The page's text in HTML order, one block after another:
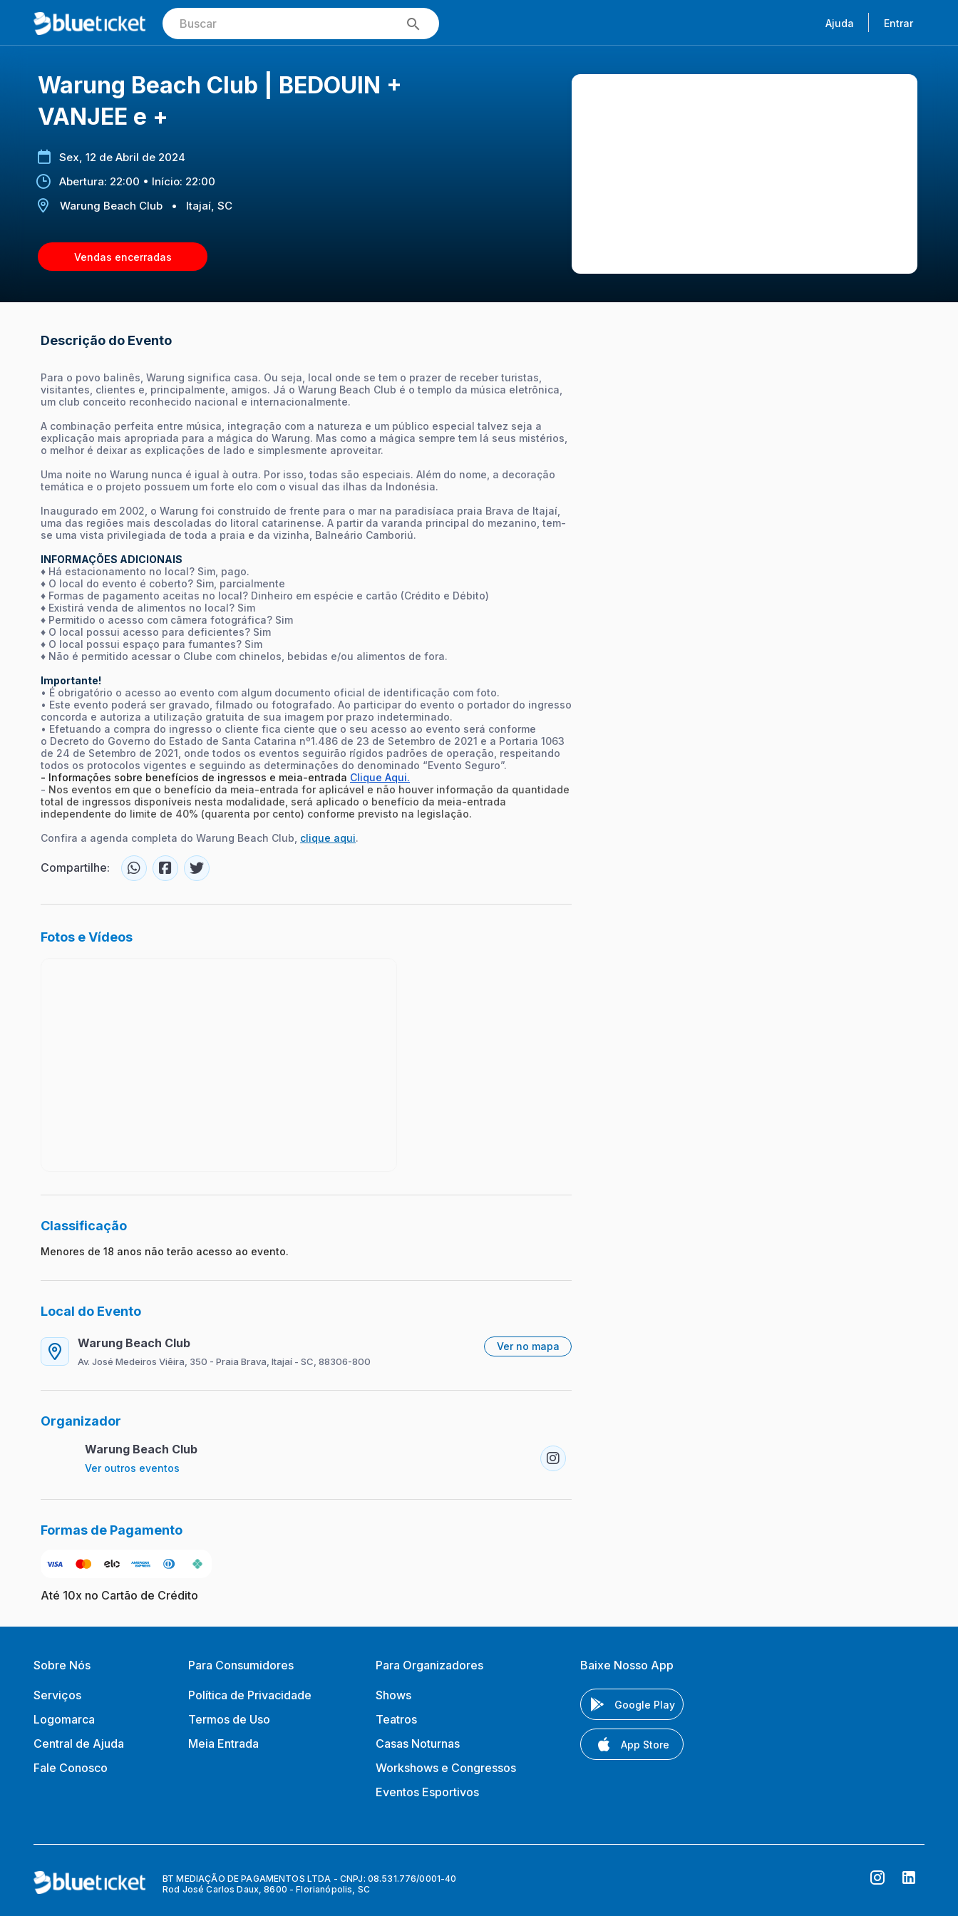
Ajuda Entrar
Warung Beach Club | BEDOUIN +
VANJEE e +
Sex, 12 de Abril de 2024
Abertura: 22:00 • Início: 22:00
Warung Beach Club
• Itajaí, SC
Vendas encerradas
Descrição do Evento
Para o povo balinês, Warung significa casa. Ou seja, local onde se tem o prazer de receber turistas,
visitantes, clientes e, principalmente, amigos. Já o Warung Beach Club é o templo da música eletrônica,
um club conceito reconhecido nacional e internacionalmente.
A combinação perfeita entre música, integração com a natureza e um público especial talvez seja a
explicação mais apropriada para a mágica do Warung. Mas como a mágica sempre tem lá seus mistérios,
o melhor é deixar as explicações de lado e simplesmente aproveitar.
Uma noite no Warung nunca é igual à outra. Por isso, todas são especiais. Além do nome, a decoração
temática e o projeto possuem um forte elo com o visual das ilhas da Indonésia.
Inaugurado em 2002, o Warung foi construído de frente para o mar na paradisíaca praia Brava de Itajaí,
uma das regiões mais descoladas do litoral catarinense. A partir da varanda principal do mezanino, tem-
se uma vista privilegiada de toda a praia e da vizinha, Balneário Camboriú.
INFORMAÇÕES ADICIONAIS
♦ Há estacionamento no local? Sim, pago.
♦ O local do evento é coberto? Sim, parcialmente
♦ Formas de pagamento aceitas no local? Dinheiro em espécie e cartão (Crédito e Débito)
♦ Existirá venda de alimentos no local? Sim
♦ Permitido o acesso com câmera fotográfica? Sim
♦ O local possui acesso para deficientes? Sim
♦ O local possui espaço para fumantes? Sim
♦ Não é permitido acessar o Clube com chinelos, bebidas e/ou alimentos de fora.
Importante!
• É obrigatório o acesso ao evento com algum documento oficial de identificação com foto.
• Este evento poderá ser gravado, filmado ou fotografado. Ao participar do evento o portador do ingresso
concorda e autoriza a utilização gratuita de sua imagem por prazo indeterminado.
• Efetuando a compra do ingresso o cliente fica ciente que o seu acesso ao evento será conforme
o Decreto do Governo do Estado de Santa Catarina nº1.486 de 23 de Setembro de 2021 e a Portaria 1063
de 24 de Setembro de 2021, onde todos os eventos seguirão rígidos padrões de operação, respeitando
todos os protocolos vigentes e seguindo as determinações do denominado “Evento Seguro”.
- Informações sobre benefícios de ingressos e meia-entrada Clique Aqui.
- Nos eventos em que o benefício da meia-entrada for aplicável e não houver informação da quantidade
total de ingressos disponíveis nesta modalidade, será aplicado o benefício da meia-entrada
independente do limite de 40% (quarenta por cento) conforme previsto na legislação.
Confira a agenda completa do Warung Beach Club, clique aqui.
Compartilhe:
Fotos e Vídeos
Classificação
Menores de 18 anos não terão acesso ao evento.
Local do Evento
Warung Beach Club
Av. José Medeiros Viêira, 350 - Praia Brava, Itajaí - SC, 88306-800
Ver no mapa
Organizador
Warung Beach Club
Ver outros eventos
Formas de Pagamento
Até 10x no Cartão de Crédito
Sobre Nós
Serviços
Logomarca
Central de Ajuda
Fale Conosco
Para Consumidores
Política de Privacidade
Termos de Uso
Meia Entrada
Para Organizadores
Shows
Teatros
Casas Noturnas
Workshows e Congressos
Eventos Esportivos
Baixe Nosso App
Google Play
App Store
BT MEDIAÇÃO DE PAGAMENTOS LTDA - CNPJ: 08.531.776/0001-40
Rod José Carlos Daux, 8600 - Florianópolis, SC